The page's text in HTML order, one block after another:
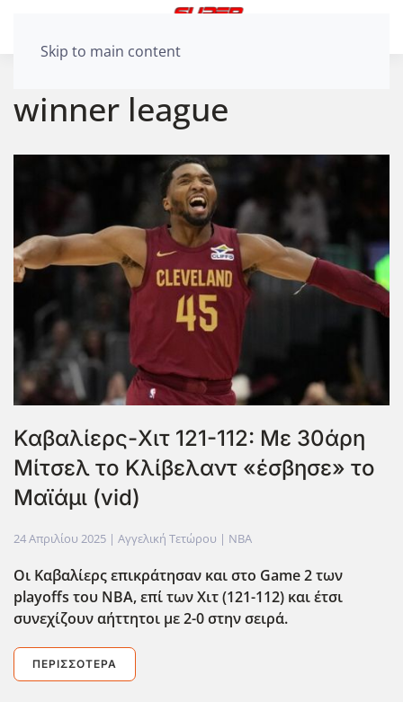
Skip to main content
winner league
Καβαλίερς-Χιτ 121-112: Με 30άρη
Μίτσελ το Κλίβελαντ «έσβησε» το
Μαϊάμι (vid)
24 Απριλίου 2025 | Αγγελική Τετώρου | NBA
Oι Καβαλίερς επικράτησαν και στο Game 2 των
playoffs του ΝΒΑ, επί των Χιτ (121-112) και έτσι
συνεχίζουν αήττητοι με 2-0 στην σειρά.
ΠΕΡΙΣΣΌΤΕΡΑ